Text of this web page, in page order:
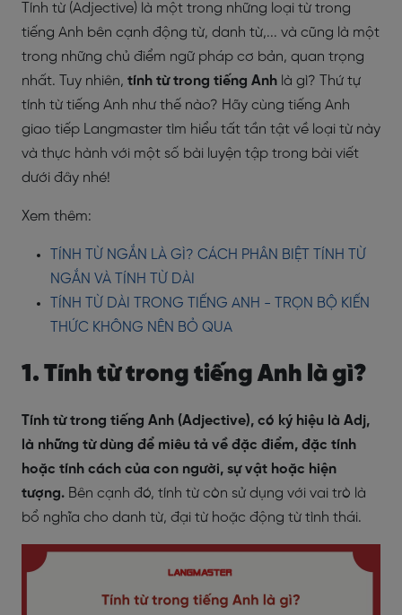
Tính từ (Adjective) là một trong những loại từ trong
tiếng Anh bên cạnh động từ, danh từ,... và cũng là một
trong những chủ điểm ngữ pháp cơ bản, quan trọng
nhất. Tuy nhiên, tính từ trong tiếng Anh là gì? Thứ tự
tính từ tiếng Anh như thế nào? Hãy cùng tiếng Anh
giao tiếp Langmaster tìm hiểu tất tần tật về loại từ này
và thực hành với một số bài luyện tập trong bài viết
dưới đây nhé!
Xem thêm:
TÍNH TỪ NGẮN LÀ GÌ? CÁCH PHÂN BIỆT TÍNH TỪ
NGẮN VÀ TÍNH TỪ DÀI
TÍNH TỪ DÀI TRONG TIẾNG ANH - TRỌN BỘ KIẾN
THỨC KHÔNG NÊN BỎ QUA
1. Tính từ trong tiếng Anh là gì?
Tính từ trong tiếng Anh (Adjective), có ký hiệu là Adj,
là những từ dùng để miêu tả về đặc điểm, đặc tính
hoặc tính cách của con người, sự vật hoặc hiện
tượng. Bên cạnh đó, tính từ còn sử dụng với vai trò là
bổ nghĩa cho danh từ, đại từ hoặc động từ tình thái.